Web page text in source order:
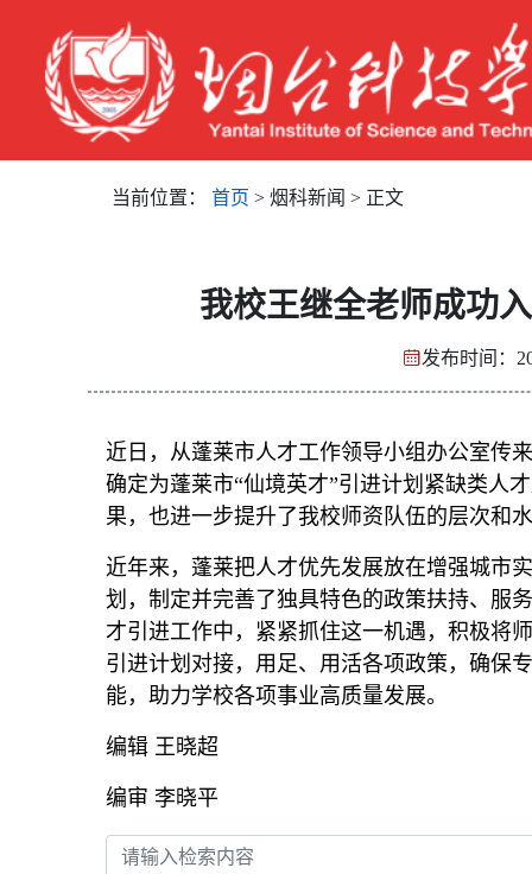
当前位置： 首页 > 烟科新闻 > 正文
我校王继全老师成功
发布时间：
近日，从蓬莱市人才工作领导小组办公室传
确定为蓬莱市“仙境英才”引进计划紧缺类人
果，也进一步提升了我校师资队伍的层次和
近年来，蓬莱把人才优先发展放在增强城市
划，制定并完善了独具特色的政策扶持、服
才引进工作中，紧紧抓住这一机遇，积极将
引进计划对接，用足、用活各项政策，确保
能，助力学校各项事业高质量发展。
编辑 王晓超
编审 李晓平